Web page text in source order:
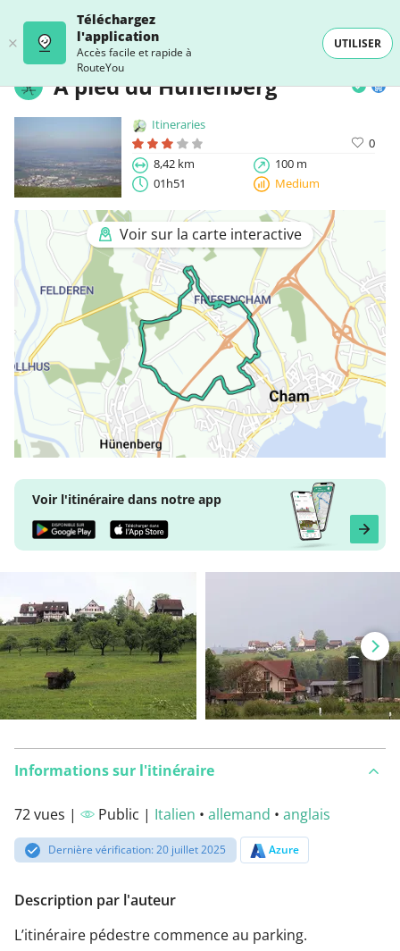
Téléchargez
l'application
Accès facile et rapide à
RouteYou
UTILISER
À pied du Hünenberg
Itineraries
0
8,42 km
100 m
01h51
Medium
Voir sur la carte interactive
Voir l'itinéraire dans notre app
Informations sur l'itinéraire
72 vues | Public | Italien • allemand • anglais
Dernière vérification: 20 juillet 2025 Azure
Description par l'auteur
L’itinéraire pédestre commence au parking.